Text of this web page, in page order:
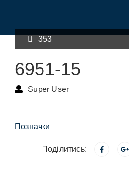
353
6951-15
Super User
Позначки
Поділитись: